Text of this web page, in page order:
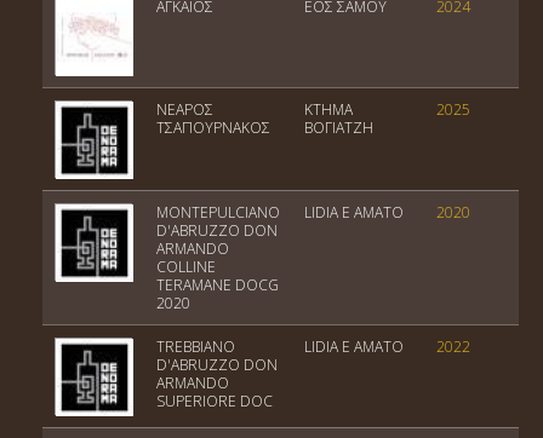
ΑΓΚΑΙΟΣ ΕΟΣ ΣΑΜΟΥ 2024
ΝΕΑΡΟΣ
ΤΣΑΠΟΥΡΝΑΚΟΣ
ΚΤΗΜΑ
ΒΟΓΙΑΤΖΗ
2025
MONTEPULCIANO
D'ABRUZZO DON
ARMANDO
COLLINE
TERAMANE DOCG
2020
LIDIA E AMATO 2020
TREBBIANO
D'ABRUZZO DON
ARMANDO
SUPERIORE DOC
LIDIA E AMATO 2022